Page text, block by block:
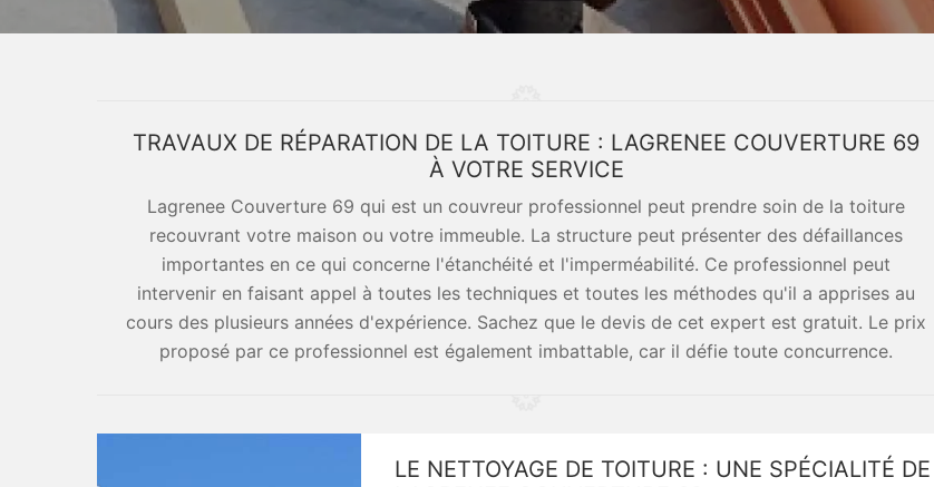
TRAVAUX DE RÉPARATION DE LA TOITURE : LAGRENEE COUVERTURE 69
À VOTRE SERVICE
Lagrenee Couverture 69 qui est un couvreur professionnel peut prendre soin de la toiture
recouvrant votre maison ou votre immeuble. La structure peut présenter des défaillances
importantes en ce qui concerne l'étanchéité et l'imperméabilité. Ce professionnel peut
intervenir en faisant appel à toutes les techniques et toutes les méthodes qu'il a apprises au
cours des plusieurs années d'expérience. Sachez que le devis de cet expert est gratuit. Le prix
proposé par ce professionnel est également imbattable, car il défie toute concurrence.
LE NETTOYAGE DE TOITURE : UNE SPÉCIALITÉ DE